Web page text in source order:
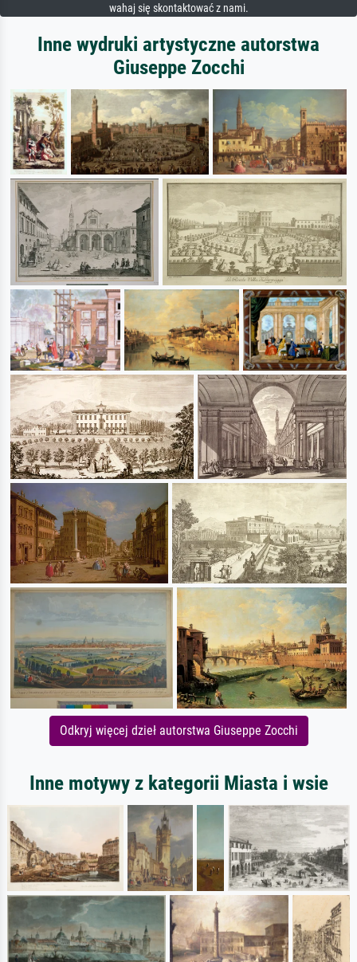
wahaj się skontaktować z nami.
Inne wydruki artystyczne autorstwa
Giuseppe Zocchi
Odkryj więcej dzieł autorstwa Giuseppe Zocchi
Inne motywy z kategorii Miasta i wsie